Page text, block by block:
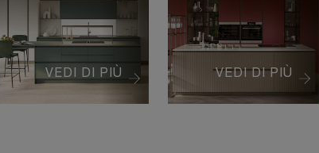
VEDI DI PIÙ VEDI DI PIÙ